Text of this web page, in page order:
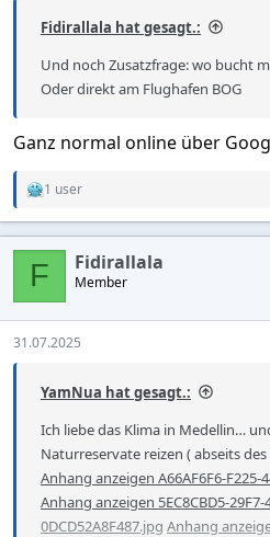
Fidirallala hat gesagt.:
Und noch Zusatzfrage: wo bucht
Oder direkt am Flughafen BOG
Ganz normal online über
R
c
o
n
s
:
1 user
F Fidirallala
Member
31.07.2025
YamNua hat gesagt.:
Ich liebe das Klima in Medellin…
Naturreservate reizen ( abseits des
Anhang anzeigen A66AF6F6-F225-
Anhang anzeigen 5EC8CBD5-29F7-
0DCD52A8F487.jpg Anhang